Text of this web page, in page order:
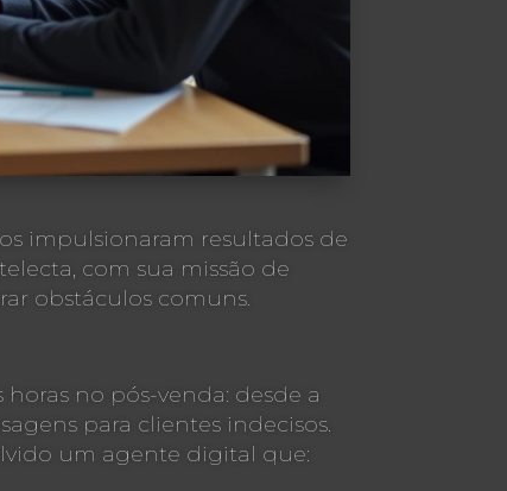
impulsionaram resultados de
com sua missão de
obstáculos comuns.
no pós-venda: desde a
para clientes indecisos.
um agente digital que: